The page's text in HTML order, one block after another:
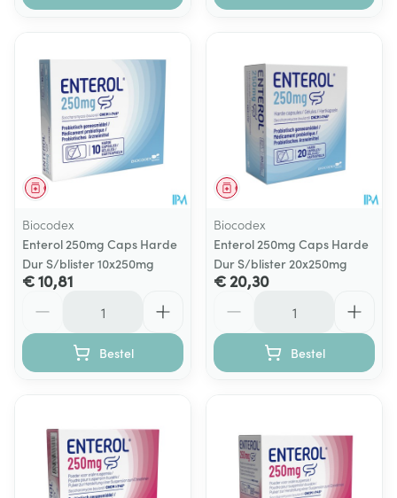
Geneesmiddel
Biocodex
Enterol 250mg Caps Harde
Dur S/blister 10x250mg
€ 10,81
Bestel
Geneesmiddel
Biocodex
Enterol 250mg Caps Harde
Dur S/blister 20x250mg
€ 20,30
Bestel